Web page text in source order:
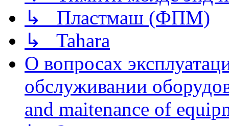
↳ Пластмаш (ФПМ)
↳ Tahara
О вопросах
обслуживании
and maitenance of